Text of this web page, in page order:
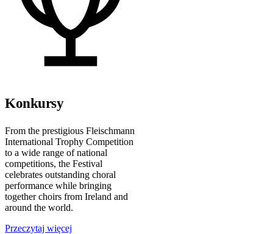
Konkursy
From the prestigious Fleischmann
International Trophy Competition
to a wide range of national
competitions, the Festival
celebrates outstanding choral
performance while bringing
together choirs from Ireland and
around the world.
Przeczytaj więcej